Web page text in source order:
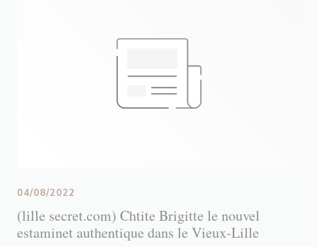
(lille secret.com) Chtite Brigitte le nouvel
estaminet authentique dans le Vieux-Lille
04/08/2022